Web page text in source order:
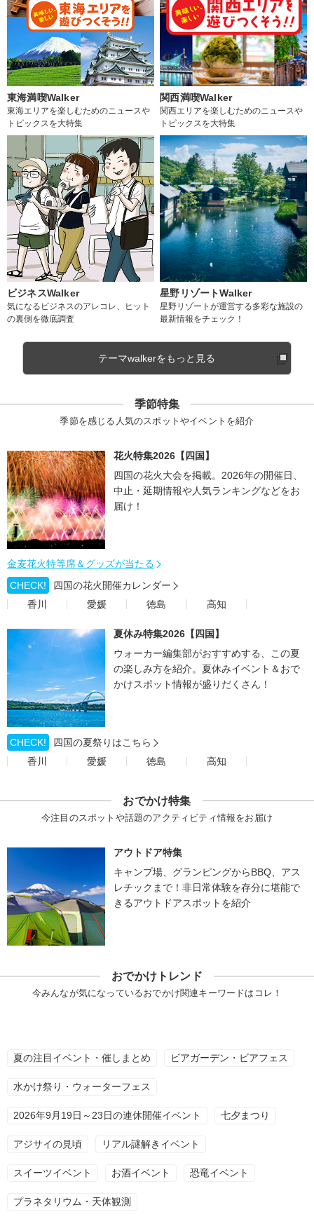
東海満喫Walker
東海エリアを楽しむためのニュースや
トピックスを大特集
関西満喫Walker
関西エリアを楽しむためのニュースや
トピックスを大特集
ビジネスWalker
気になるビジネスのアレコレ、ヒット
の裏側を徹底調査
星野リゾートWalker
星野リゾートが運営する多彩な施設の
最新情報をチェック！
テーマwalkerをもっと見る
季節特集
季節を感じる人気のスポットやイベントを紹介
花火特集2026【四国】
四国の花火大会を掲載。2026年の開催日、
中止・延期情報や人気ランキングなどをお
届け！
金麦花火特等席＆グッズが当たる
CHECK!
四国の花火開催カレンダー
香川
愛媛 徳島 高知
夏休み特集2026【四国】
ウォーカー編集部がおすすめする、この夏
の楽しみ方を紹介。夏休みイベント＆おで
かけスポット情報が盛りだくさん！
CHECK!
四国の夏祭りはこちら
香川
愛媛 徳島 高知
おでかけ特集
今注目のスポットや話題のアクティビティ情報をお届け
アウトドア特集
キャンプ場、グランピングからBBQ、アス
レチックまで！非日常体験を存分に堪能で
きるアウトドアスポットを紹介
おでかけトレンド
今みんなが気になっているおでかけ関連キーワードはコレ！
夏の注目イベント・催しまとめ ビアガーデン・ビアフェス
水かけ祭り・ウォーターフェス
2026年9月19日～23日の連休開催イベント 七夕まつり
アジサイの見頃 リアル謎解きイベント
スイーツイベント お酒イベント 恐竜イベント
プラネタリウム・天体観測